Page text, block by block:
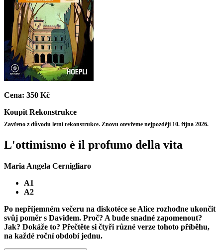
Cena: 350 Kč
KoupitRekonstrukce
Zavřeno z důvodu letní rekonstrukce. Znovu otevřeme nejpozději 10. října 2026.
L'ottimismo è il profumo della vita
Maria Angela Cernigliaro
A1
A2
Po nepříjemném večeru na diskotéce se Alice rozhodne ukončit
svůj poměr s Davidem. Proč? A bude snadné zapomenout?
Jak? Dokáže to? Přečtěte si čtyři různé verze tohoto příběhu,
na každé roční období jednu.